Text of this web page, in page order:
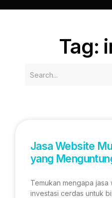
Tag:
Jasa Website
yang
Temukan mengapa jasa
investasi cerdas untuk